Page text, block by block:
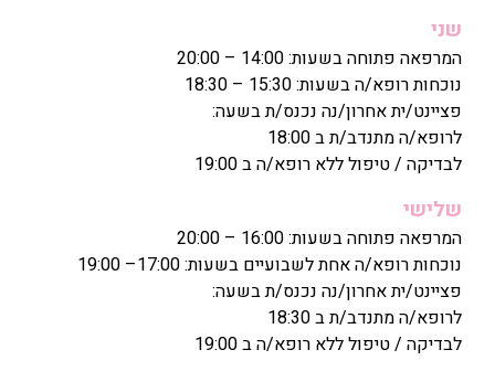
שני
המרפאה פתוחה בשעות: 14:00 – 20:00
נוכחות רופא/ה בשעות: 15:30 – 18:30
פציינט/ית אחרון/נה נכנס/ת בשעה:
לרופא/ה מתנדב/ת ב 18:00
לבדיקה / טיפול ללא רופא/ה ב 19:00
שלישי
המרפאה פתוחה בשעות: 16:00 – 20:00
נוכחות רופא/ה אחת לשבועיים בשעות: 17:00– 19:00
פציינט/ית אחרון/נה נכנס/ת בשעה:
לרופא/ה מתנדב/ת ב 18:30
לבדיקה / טיפול ללא רופא/ה ב 19:00